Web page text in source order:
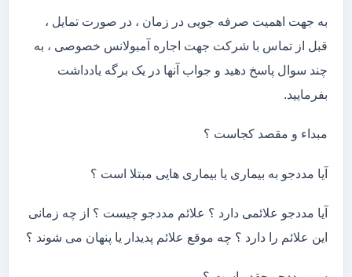
به جهت اهمیت صرفه جویی در زمان ، در صورت تمایل ،
قبل از تماس با شرکت جهت اجاره آمبولانس خصوصی ، به
چند سوال پاسخ دهید و جواب آنها در یک برگه یادداشت
بفرمایید.
مبداء و مقصد کجاست ؟
آیا مددجو به بیماری یا بیماری هایی مبتلا است ؟
آیا مددجو علائمی دارد ؟ علائم مددجو چیست ؟ از چه زمانی
این علائم را دارد ؟ چه موقع علائم پدیدار یا پنهان می شوند ؟